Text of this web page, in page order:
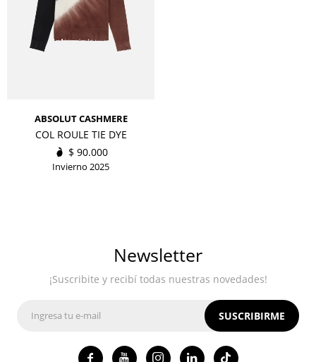
ABSOLUT CASHMERE
COL ROULE TIE DYE
$ 90.000
Invierno 2025
Newsletter
¡Suscribite y recibí todas nuestras novedades!
SUSCRIBIRME
   